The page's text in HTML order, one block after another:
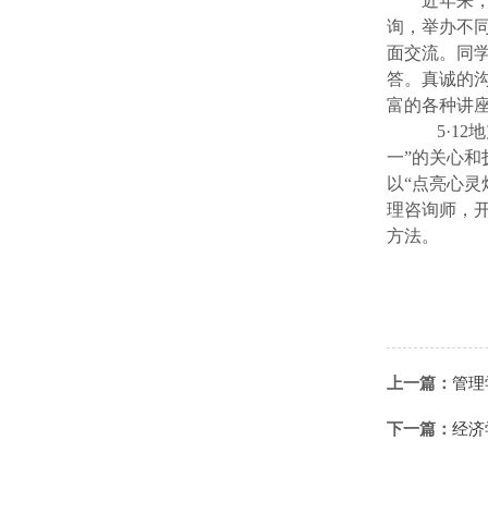
询，举办不
面交流。同
答。真诚的
富的各种讲
5·12
一”的关心和
以“点亮心
理咨询师，
方法。
上一篇： 管
下一篇： 经